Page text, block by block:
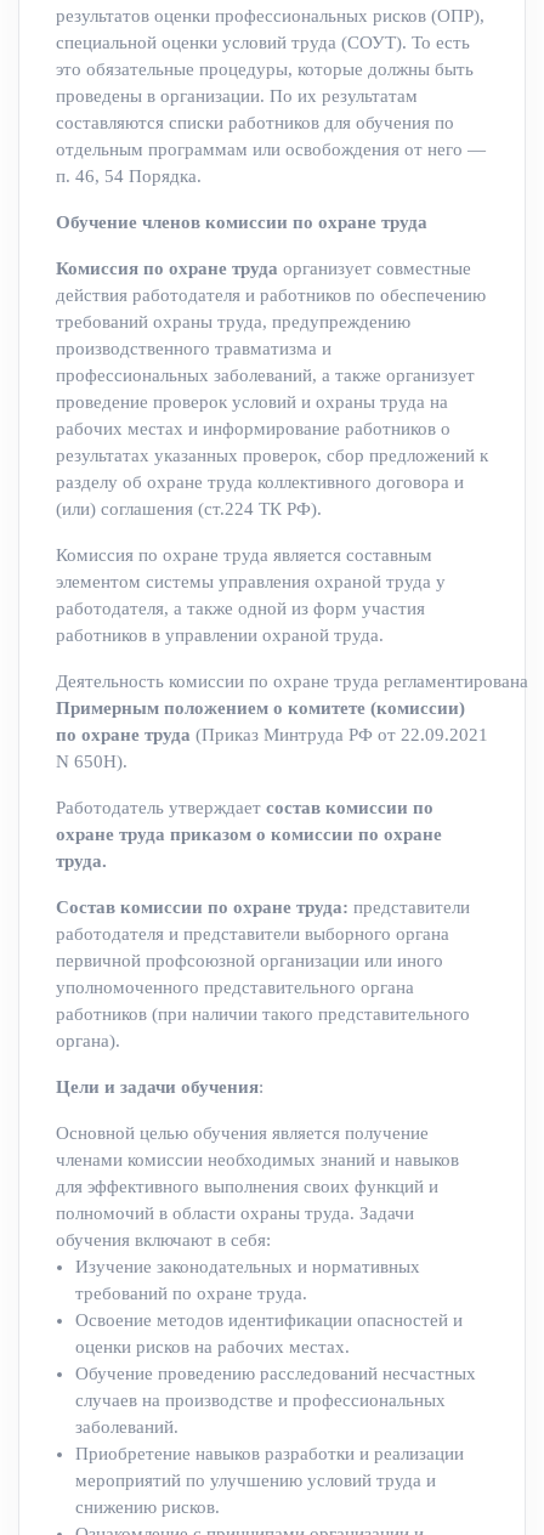
результатов оценки профессиональных рисков (ОПР),
специальной оценки условий труда (СОУТ). То есть
это обязательные процедуры, которые должны быть
проведены в организации. По их результатам
составляются списки работников для обучения по
отдельным программам или освобождения от него —
п. 46, 54 Порядка.
Обучение членов комиссии по охране труда
Комиссия по охране труда организует совместные
действия работодателя и работников по обеспечению
требований охраны труда, предупреждению
производственного травматизма и
профессиональных заболеваний, а также организует
проведение проверок условий и охраны труда на
рабочих местах и информирование работников о
результатах указанных проверок, сбор предложений к
разделу об охране труда коллективного договора и
(или) соглашения (ст.224 ТК РФ).
Комиссия по охране труда является составным
элементом системы управления охраной труда у
работодателя, а также одной из форм участия
работников в управлении охраной труда.
Деятельность комиссии по охране труда регламентирована
Примерным положением о комитете (комиссии)
по охране труда (Приказ Минтруда РФ от 22.09.2021
N 650Н).
Работодатель утверждает состав комиссии по
охране труда приказом о комиссии по охране
труда.
Состав комиссии по охране труда: представители
работодателя и представители выборного органа
первичной профсоюзной организации или иного
уполномоченного представительного органа
работников (при наличии такого представительного
органа).
Цели и задачи обучения:
Основной целью обучения является получение
членами комиссии необходимых знаний и навыков
для эффективного выполнения своих функций и
полномочий в области охраны труда. Задачи
обучения включают в себя:
Изучение законодательных и нормативных
требований по охране труда.
Освоение методов идентификации опасностей и
оценки рисков на рабочих местах.
Обучение проведению расследований несчастных
случаев на производстве и профессиональных
заболеваний.
Приобретение навыков разработки и реализации
мероприятий по улучшению условий труда и
снижению рисков.